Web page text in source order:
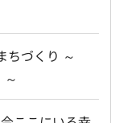
づくり ～